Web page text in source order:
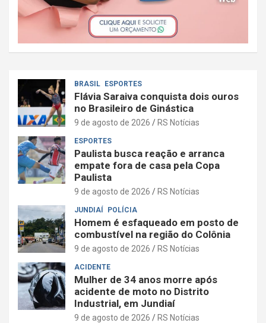
BRASIL ESPORTES
Flávia Saraiva conquista dois ouros
no Brasileiro de Ginástica
9 de agosto de 2026 RS Notícias
ESPORTES
Paulista busca reação e arranca
empate fora de casa pela Copa
Paulista
9 de agosto de 2026 RS Notícias
JUNDIAÍ POLÍCIA
Homem é esfaqueado em posto de
combustível na região do Colônia
9 de agosto de 2026 RS Notícias
ACIDENTE
Mulher de 34 anos morre após
acidente de moto no Distrito
Industrial, em Jundiaí
9 de agosto de 2026 RS Notícias